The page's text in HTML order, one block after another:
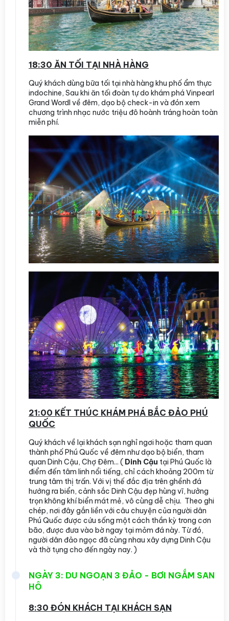
18:30 ĂN TỐI TẠI NHÀ HÀNG
Quý khách dùng bữa tối tại nhà hàng khu phố ẩm thực
indochine, Sau khi ăn tối đoàn tự do khám phá Vinpearl
Grand Wordl về đêm, dạo bộ check-in và đón xem
chương trình nhạc nước triệu đô hoành tráng hoàn toàn
miễn phí.
21:00 KẾT THÚC KHÁM PHÁ BẮC ĐẢO PHÚ
QUỐC
Quý khách về lại khách sạn nghỉ ngơi hoặc tham quan
thành phố Phú Quốc về đêm như dạo bộ biển, tham
quan Dinh Cậu, Chợ Đêm... ( Dinh Cậu tại Phú Quốc là
điểm đến tâm linh nổi tiếng, chỉ cách khoảng 200m từ
trung tâm thị trấn. Với vị thế đắc địa trên ghềnh đá
hướng ra biển, cảnh sắc Dinh Cậu đẹp hùng vĩ, hưởng
trọn không khí biển mát mẻ, vô cùng dễ chịu. Theo ghi
chép, nơi đây gắn liền với câu chuyện của người dân
Phú Quốc được cứu sống một cách thần kỳ trong cơn
bão, được đưa vào bờ ngay tại mỏm đá này. Từ đó,
người dân đảo ngọc đã cùng nhau xây dựng Dinh Cậu
và thờ tụng cho đến ngày nay. )
NGÀY 3: DU NGOẠN 3 ĐẢO - BƠI NGẮM SAN
HÔ
8:30 ĐÓN KHÁCH TẠI KHÁCH SẠN